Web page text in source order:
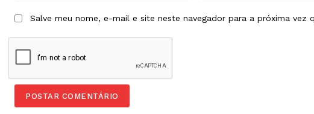
Salve meu nome, e-mail e site neste navegador para a próxima vez